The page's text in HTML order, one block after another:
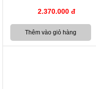
2.370.000 đ